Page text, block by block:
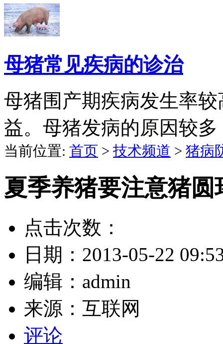
母猪常见疾病的诊治
母猪围产期疾病发生率
益。母猪发病的原因较多
当前位置: 首页 > 技术频道 > 猪病
夏季养猪要注意猪
点击次数：
日期： 2013-05-22
编辑： admin
来源： 互联网
评论